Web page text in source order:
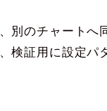
別のチャートへ
検証用に設定パ